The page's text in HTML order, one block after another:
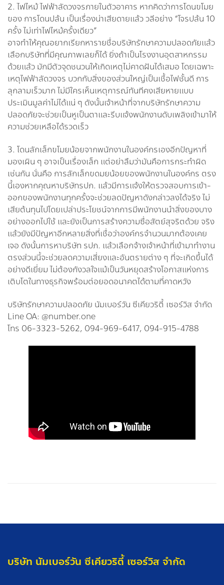
2. ไฟไหม้ ไฟฟ้าลัดวงจรภายในตัวอาคาร หากคิดว่าการโดนขโมย
ของ การโดนปล้น เป็นเรื่องน่าเสียดายแล้ว วลีอย่าง “โจรปล้น 10
ครั้ง ไม่เท่าไฟไหม้ครั้งเดียว”
อาจทำให้คุณอยากเรียกหารายชื่อบริษัทรักษาความปลอดภัยแล้ว
เลือกบริษัทที่มีคุณภาพเลยก็ได้ ยิ่งถ้าเป็นโรงงานอุตสาหกรรม
ด้วยแล้ว มักมีตัวจุดชนวนให้เกิดเหตุไม่คาดฝันได้เสมอ โดยเฉพาะ
เหตุไฟฟ้าลัดวงจร บวกกับสิ่งของส่วนใหญ่เป็นเชื้อไฟชั้นดี การ
ลุกลามเร็วมาก ไม่มีใครเห็นเหตุการณ์ทันทีคงเสียหายแบบ
ประเมินมูลค่าไม่ได้แน่ ๆ ดังนั้นเจ้าหน้าที่จากบริษัทรักษาความ
ปลอดภัยจะช่วยเป็นหูเป็นตาและรีบแจ้งพนักงานดับเพลิงเข้ามาให้
ความช่วยเหลือได้รวดเร็ว
3. โดนลักเล็กขโมยน้อยจากพนักงานในองค์กรเองอีกปัญหาที่
มองเผิน ๆ อาจเป็นเรื่องเล็ก แต่อย่าลืมว่ามันคือการกระทำผิด
เช่นกัน นั่นคือ การลักเล็กขดมยน้อยของพนักงานในองค์กร ตรง
นี้เองหากคุณหาบริษัทรปภ. แล้วมีการแจ้งให้ตรวจสอบการเข้า-
ออกของพนักงานทุกครั้งจะช่วยลดปัญหาดังกล่าวลงได้จริง ไม่
เสียต้นทุนไปโดยเปล่าประโยชน์จากการมีพนักงานนำสิ่งของบาง
อย่างออกไปใช้ และยังเป็นการสร้างความซื่อสัตย์สุจริตด้วย จริง
แล้วยังมีปัญหาอีกหลายสิ่งที่เชื่อว่าองค์กรจำนวนมากต้องเคย
เจอ ดังนั้นการหาบริษัท รปภ. แล้วเลือกจ้างเจ้าหน้าที่เข้ามาทำงาน
ตรงส่วนนี้จะช่วยลดความเสี่ยงและอันตรายต่าง ๆ ที่จะเกิดขึ้นได้
อย่างดีเยี่ยม ไม่ต้องกังวลใจแม้เป็นวันหยุดสร้างโอกาสแห่งการ
เติบโตในทางธุรกิจพร้อมต่อยอดอนาคตได้ตามที่คาดหวัง
บริษัทรักษาความปลอดภัย นัมเบอร์วัน ซีเคียวริตี้ เซอร์วิส จำกัด
Line OA: @number.one
โทร 06-3323-5262, 094-969-6417, 094-915-4788
บริษัท นัมเบอร์วัน ซีเคียวริตี้ เซอร์วิส จำกัด